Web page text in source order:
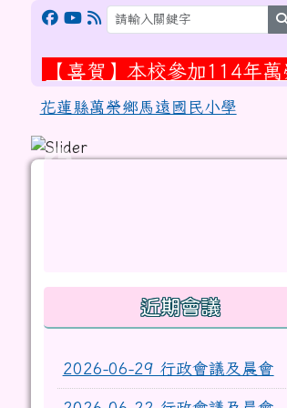
跳至主內容區
花蓮縣萬榮鄉馬
【喜賀】本校參加114年
【恭賀】本校江菈慕同學
花蓮縣萬榮鄉馬遠國民小學
link to http://
link to
link to http://
link to
link to
link to
link to https://gitmind.com/
link to https://
link to https://
近期會議
2026-06-29 行政會議及晨會